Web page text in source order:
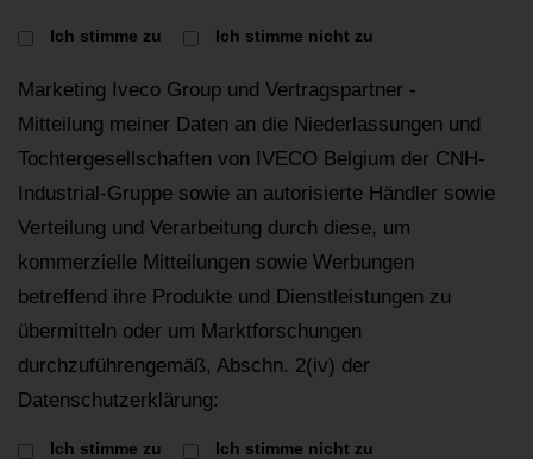
Ich stimme zu Ich stimme nicht zu
Marketing Iveco Group und Vertragspartner -
Mitteilung meiner Daten an die Niederlassungen und
Tochtergesellschaften von IVECO Belgium der CNH-
Industrial-Gruppe sowie an autorisierte Händler sowie
Verteilung und Verarbeitung durch diese, um
kommerzielle Mitteilungen sowie Werbungen
betreffend ihre Produkte und Dienstleistungen zu
übermitteln oder um Marktforschungen
durchzuführengemäß, Abschn. 2(iv) der
Datenschutzerklärung:
Ich stimme zu Ich stimme nicht zu